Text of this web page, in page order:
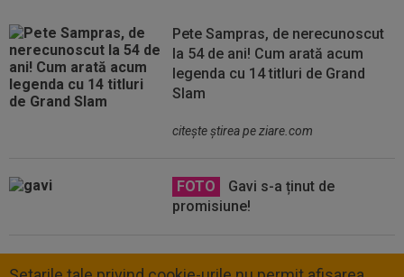
Pete Sampras, de nerecunoscut
la 54 de ani! Cum arată acum
legenda cu 14 titluri de Grand
Slam
citeşte ştirea pe ziare.com
FOTO
Gavi s-a ținut de
promisiune!